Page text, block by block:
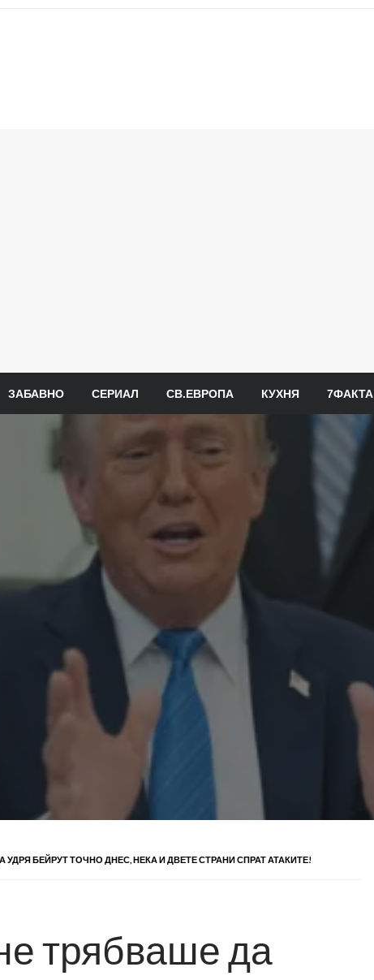
ЗАБАВНО СЕРИАЛ СВ.ЕВРОПА КУХНЯ 7ФАКТА
БЕЙРУТ ТОЧНО ДНЕС, НЕКА И ДВЕТЕ СТРАНИ СПРАТ АТАКИТЕ!
трябваше да